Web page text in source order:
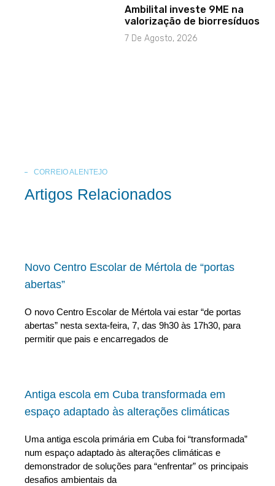
Ambilital investe 9ME na
valorização de biorresíduos
7 De Agosto, 2026
CORREIO ALENTEJO
Artigos Relacionados
Novo Centro Escolar de Mértola de “portas
abertas”
O novo Centro Escolar de Mértola vai estar “de portas
abertas” nesta sexta-feira, 7, das 9h30 às 17h30, para
permitir que pais e encarregados de
Antiga escola em Cuba transformada em
espaço adaptado às alterações climáticas
Uma antiga escola primária em Cuba foi “transformada”
num espaço adaptado às alterações climáticas e
demonstrador de soluções para “enfrentar” os principais
desafios ambientais da